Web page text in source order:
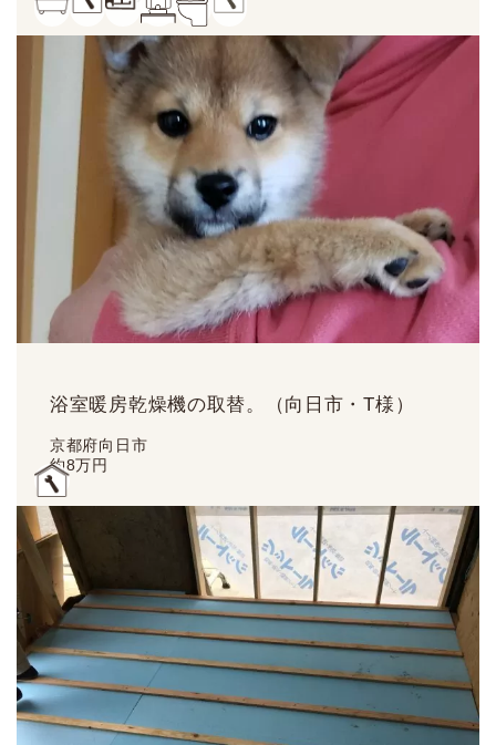
浴室暖房乾燥機の取替。（向日市・T様）
京都府向日市
約8万円